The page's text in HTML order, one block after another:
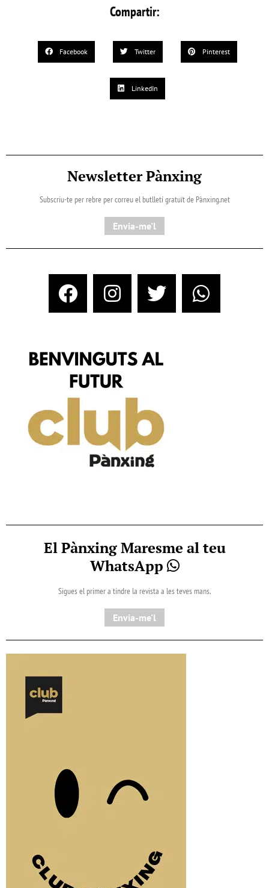
Compartir:
Facebook Twitter Pinterest
LinkedIn
Newsletter Pànxing
Subscriu-te per rebre per correu el butlletí gratuït de Pànxing.net​
Envia-me'l
El Pànxing Maresme al teu
WhatsApp
Sigues el primer a tindre la revista a les teves mans.
Envia-me'l